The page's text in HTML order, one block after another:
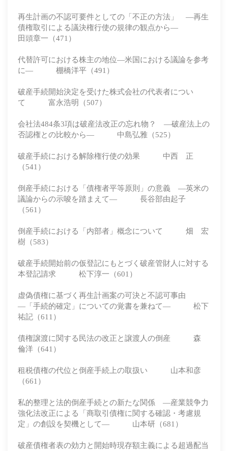
再生計画の不認可要件としての「不正の方法」 ―再生
債権取引による議決権行使の規律の観点から―
田頭章一（471）
代替許可における株主の地位―米国における議論を参考
に― 棚橋洋平（491）
破産手続開始決定を受けた株式会社の代表者につい
て 富永浩明（507）
会社法484条3項は破産法改正の忘れ物？ ―破産法上の
否認権との比較から― 中島弘雅（525）
破産手続における解除権行使の効果 中西 正
（541）
倒産手続における「債権者平等原則」の意義 ―英米の
議論からの示唆を踏まえて― 長谷部由起子
（561）
倒産手続における「内部者」概念について 畑 宏
樹（583）
破産手続開始前の仮登記にもとづく破産管財人に対する
本登記請求 松下淳一（601）
虚偽債権に基づく再生計画案の可決と不認可事由
―「手続的確定」についての覚書を兼ねて― 松下
祐記（611）
債権譲渡に関する民法の改正と譲渡人の倒産 森
倫洋（641）
租税債権の代位と倒産手続上の取扱い 山本和彦
（661）
私的整理と法的倒産手続との新たな関係 ―産業競争力
強化法改正による「商取引債権に関する確認・考慮規
定」の創設を契機として― 山本研（681）
破産債権者表の効力と開始時現存額主義による超過配当